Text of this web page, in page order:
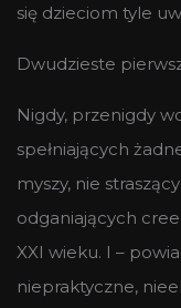
się dzieciom tyle
Dwudzieste
Nigdy, przenigdy
spełniających
myszy, nie
odganiających
XXI wieku. I –
niepraktyczne,